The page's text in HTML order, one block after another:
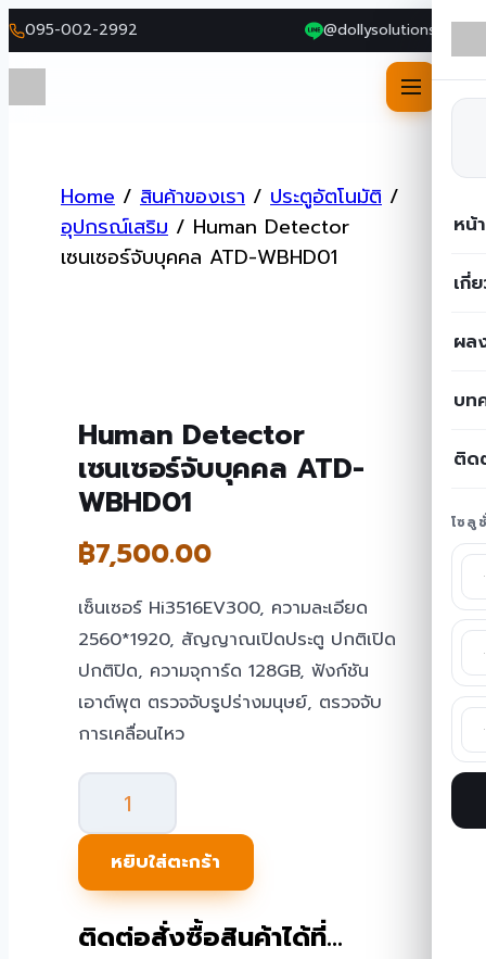
095-002-2992 @dollysolutions
หน้
เกี่
ผล
บท
ติด
โซลู
contentHome / สินค้าของเรา / ประตูอัตโนมัติ /
อุปกรณ์เสริม / Human Detector
เซนเซอร์จับบุคคล ATD-WBHD01
Human Detector
เซนเซอร์จับบุคคล ATD-
WBHD01
฿7,500.00
เซ็นเซอร์ Hi3516EV300, ความละเอียด
2560*1920, สัญญาณเปิดประตู ปกติเปิด
ปกติปิด, ความจุการ์ด 128GB, ฟังก์ชัน
เอาต์พุต ตรวจจับรูปร่างมนุษย์, ตรวจจับ
การเคลื่อนไหว
จำนวน
Human
Detector
เซนเซอร์
จับ
บุคคล
หยิบใส่ตะกร้า
ติดต่อสั่งซื้อสินค้าได้ที่…